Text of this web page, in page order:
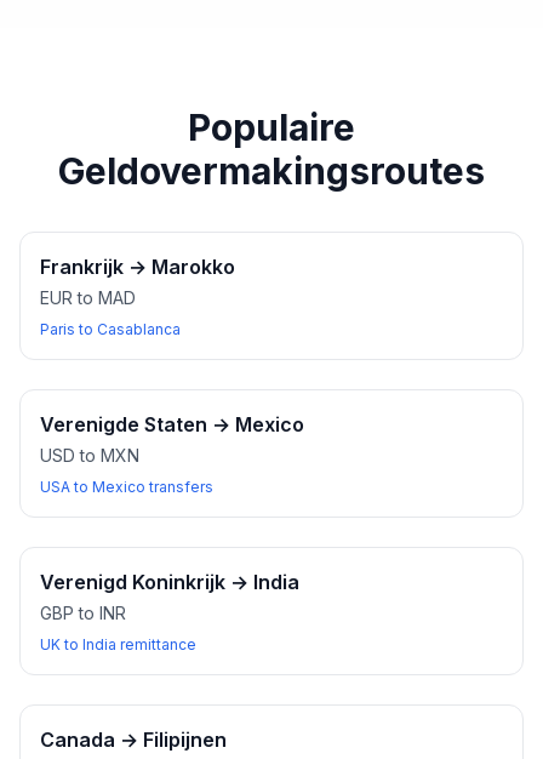
Populaire
Geldovermakingsroutes
Frankrijk → Marokko
EUR to MAD
Paris to Casablanca
Verenigde Staten → Mexico
USD to MXN
USA to Mexico transfers
Verenigd Koninkrijk → India
GBP to INR
UK to India remittance
Canada → Filipijnen